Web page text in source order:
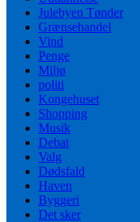
Julebyen Tønder
Grænsehandel
Vind
Penge
Miljø
politi
Kongehuset
Shopping
Musik
Debat
Valg
Dødsfald
Haven
Byggeri
Det sker